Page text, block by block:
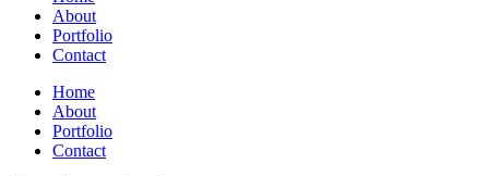
About
Portfolio
Contact
Home
About
Portfolio
Contact